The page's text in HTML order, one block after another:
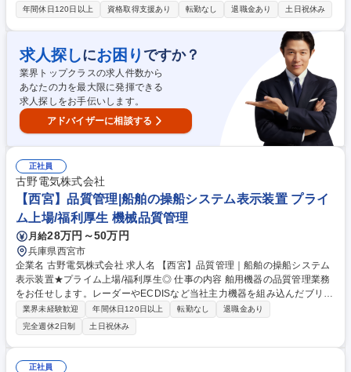
のクラフトビール製造を牽引いただける方を求めています。 具体的には…
管理体制の維持／向上■製造スケジュールの立案、進捗・在庫管理■スタッ
フの育成、シフト管理、労務管理■設備の保守・点検、安全管理 募集職種
【製造責任者候補】クラフトビール醸造 老舗酒造×ベテランブリュワー募
集
年間休日120日以上 資格取得支援あり 転勤なし 退職金あり 土日祝休み
求人探しにお困り ですか？
業界トップクラスの求人件数から
あなたの力を最大限に発揮できる
求人探しをお手伝いします。
アドバイザーに相談する
正社員
古野電気株式会社
【西宮】品質管理|船舶の操船システム表示装置 プライ
ム上場/福利厚生 機械品質管理
月給28万円～50万円
兵庫県西宮市
企業名 古野電気株式会社 求人名 【西宮】品質管理｜船舶の操船システム
表示装置★プライム上場/福利厚生◎ 仕事の内容 舶用機器の品質管理業務
をお任せします。レーダーやECDISなど当社主力機器を組み込んだブリッ
ジコンソール(船の操縦室に設置する総合操作用パネル)の完成品につい
て、品質確認・検査を担っていただきます。 【製品】航海用レーダー,EC
DIS,無線機器,その他商船向け電子機器 等 ■入社後はブリッジコンソール
の完成品の受け入れ検査を中心にお任せします。設計部隊が作成した図面
や仕様書に基づき、協力メーカーへの発注及び調整、品質チェックシート
業界未経験歓迎 年間休日120日以上 転勤なし
退職金あり
完全週休2日制
土日祝休み
正社員